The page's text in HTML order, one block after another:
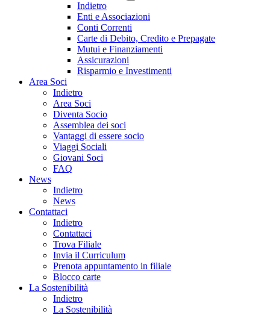
Indietro
Enti e Associazioni
Conti Correnti
Carte di Debito, Credito e Prepagate
Mutui e Finanziamenti
Assicurazioni
Risparmio e Investimenti
Area Soci
Indietro
Area Soci
Diventa Socio
Assemblea dei soci
Vantaggi di essere socio
Viaggi Sociali
Giovani Soci
FAQ
News
Indietro
News
Contattaci
Indietro
Contattaci
Trova Filiale
Invia il Curriculum
Prenota appuntamento in filiale
Blocco carte
La Sostenibilità
Indietro
La Sostenibilità